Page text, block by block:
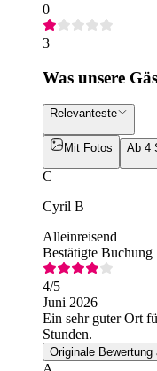
0
3
Was unsere
Relevanteste
Mit Fotos Ab 4
C
Cyril B
Alleinreisend
Bestätigte Buchung
4/5
Juni 2026
Ein sehr guter Ort
Stunden.
Originale